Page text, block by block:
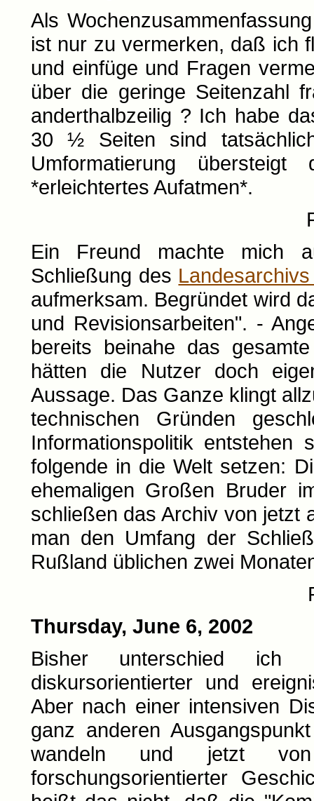
Als
ist nur zu vermerken, daß ich
und einfüge und Fragen
über die geringe Seitenzahl
anderthalbzeilig ? Ich habe
30 ½ Seiten sind
Umformatierung
*erleichtertes Aufatmen*.
Ein Freund machte mich
Schließung des
aufmerksam. Begründet wird
und Revisionsarbeiten". -
bereits beinahe das
hätten die Nutzer doch
Aussage. Das Ganze klingt
technischen Gründen
Informationspolitik
folgende in die Welt setzen:
ehemaligen Großen Bruder
schließen das Archiv von jetzt
man den Umfang der
Rußland üblichen zwei
Thursday, June 6, 2002
Bisher unterschied ich
diskursorientierter und
Aber nach einer intensiven
ganz anderen
wandeln und jetzt von
forschungsorientierter